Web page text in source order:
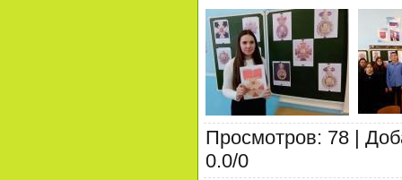
Просмотров: 78 |
0.0/0